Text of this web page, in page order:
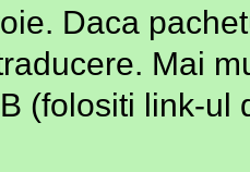
Daca
Mai
(folositi link-ul